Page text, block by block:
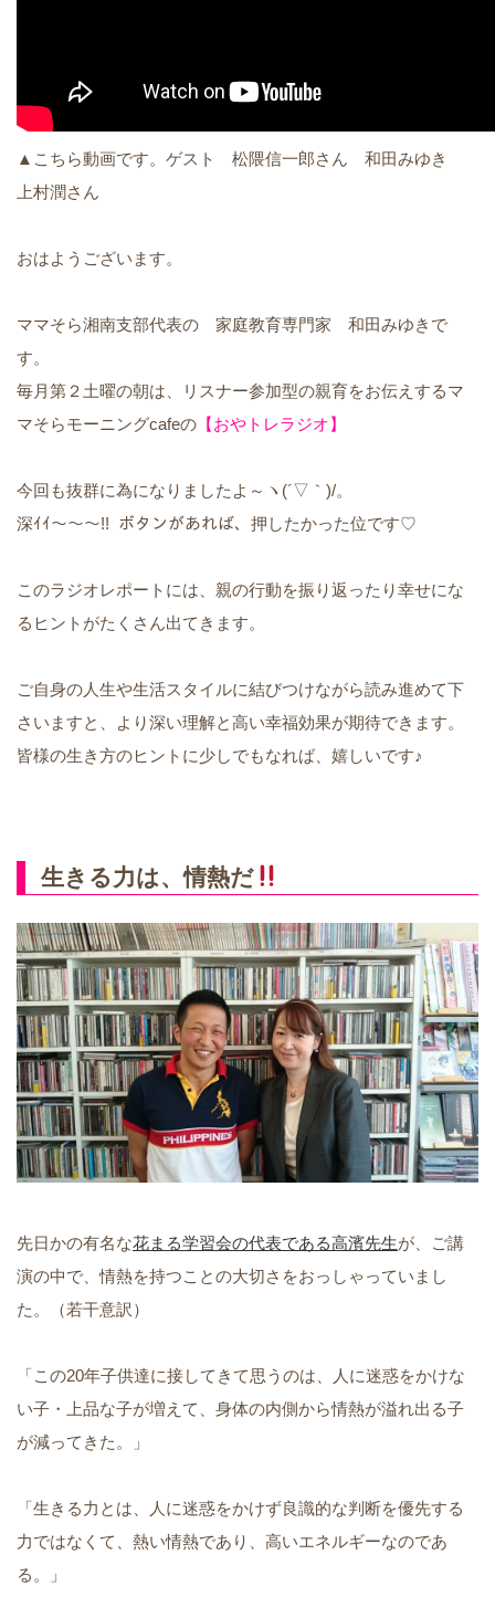
▲こちら動画です。ゲスト 松隈信一郎さん 和田みゆき
上村潤さん
おはようございます。
ママそら湘南支部代表の 家庭教育専門家 和田みゆきで
す。
毎月第２土曜の朝は、リスナー参加型の親育をお伝えするマ
マそらモーニングcafeの 【おやトレラジオ】
今回も抜群に為になりましたよ～ヽ(´▽｀)/。
深ｲｲ～～～!! ボタンがあれば、押したかった位です♡
このラジオレポートには、親の行動を振り返ったり幸せにな
るヒントがたくさん出てきます。
ご自身の人生や生活スタイルに結びつけながら読み進めて下
さいますと、より深い理解と高い幸福効果が期待できます。
皆様の生き方のヒントに少しでもなれば、嬉しいです♪
生きる力は、情熱だ
先日かの有名な花まる学習会の代表である高濱先生が、ご講
演の中で、情熱を持つことの大切さをおっしゃっていまし
た。（若干意訳）
「この20年子供達に接してきて思うのは、人に迷惑をかけな
い子・上品な子が増えて、身体の内側から情熱が溢れ出る子
が減ってきた。」
「生きる力とは、人に迷惑をかけず良識的な判断を優先する
力ではなくて、熱い情熱であり、高いエネルギーなのであ
る。」